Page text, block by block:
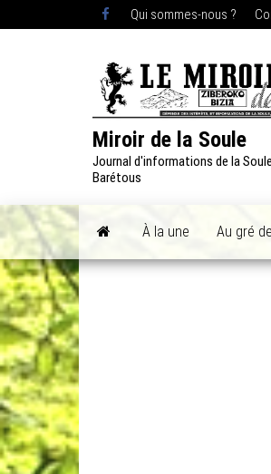
Qui sommes-nous ?
Miroir de la Soule
Journal d'informations de la
Barétous
À la une Au gré